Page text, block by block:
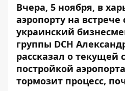
Вчера, 5 ноября, в
аэропорту на
украинский
группы DCH
рассказал о текущей
постройкой
тормозит процесс,